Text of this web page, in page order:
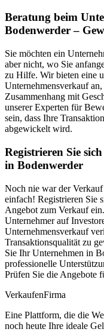
Beratung beim
Bodenwerder –
Sie möchten ein
aber nicht, wo Sie
zu Hilfe. Wir bieten eine
Unternehmensverkauf
Zusammenhang mit
unserer Experten für
sein, dass Ihre
abgewickelt wird.
Registrieren Sie
in Bodenwerder
Noch nie war der
einfach! Registrieren Sie
Angebot zum Verkauf
Unternehmer auf
Unternehmensverkauf
Transaktionsqualität zu
Sie Ihr Unternehmen in
professionelle
Prüfen Sie die Angebote
VerkaufenFirma
Eine Plattform, die die
noch heute Ihre ideale